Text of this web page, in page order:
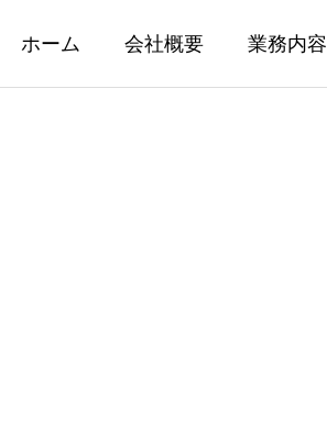
ホーム 会社概要 業務内容